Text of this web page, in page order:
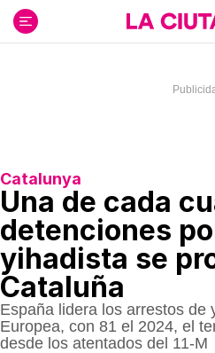
contenido
Catalunya
Una de cada
detenciones
yihadista se
Cataluña
España lidera los arrestos de
Europea, con 81 el 2024, el
desde los atentados del 11-M